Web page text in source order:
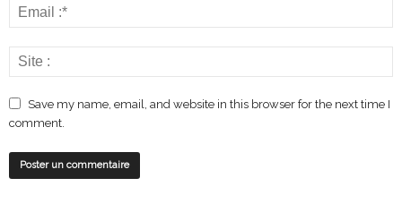
Save my name, email, and website in this browser for the next time I
comment.